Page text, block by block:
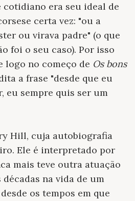
cotidiano era seu ideal de
certa vez: "ou a
ou virava padre" (o que
foi o seu caso). Por isso
logo no começo de Os bons
a frase "desde que eu
eu sempre quis ser um
Hill, cuja autobiografia
Ele é interpretado por
mais teve outra atuação
na vida de um
os tempos em que